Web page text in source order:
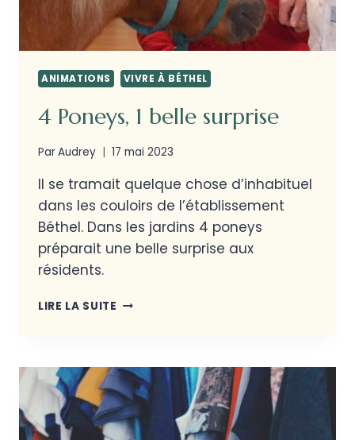
ANIMATIONS VIVRE À BÉTHEL
4 Poneys, 1 belle surprise
ParAudrey 17 mai 2023
Il se tramait quelque chose d’inhabituel
dans les couloirs de l’établissement
Béthel. Dans les jardins 4 poneys
préparait une belle surprise aux
résidents.
LIRE LA SUITE